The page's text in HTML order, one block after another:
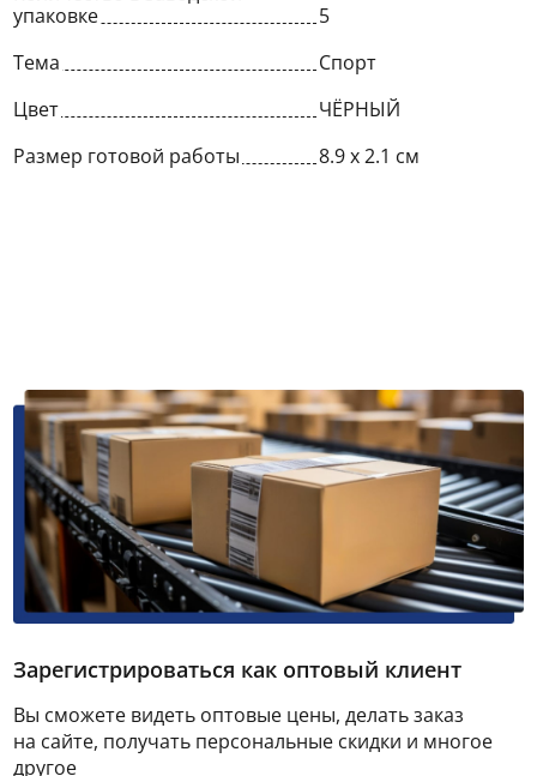
упаковке
5
Тема
Спорт
Цвет
ЧЁРНЫЙ
Размер готовой работы
8.9 x 2.1 см
Зарегистрироваться как оптовый клиент
Вы сможете видеть оптовые цены, делать заказ
на сайте, получать персональные скидки и многое
другое